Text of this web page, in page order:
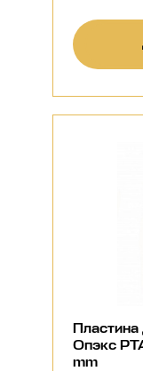
Пластина
Опэкс
mm